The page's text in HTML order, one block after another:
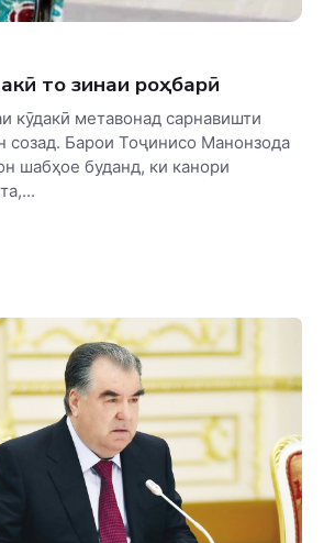
то зинаи роҳбарӣ
кӯдакӣ метавонад сарнавишти
созад. Барои Тоҷинисо Манонзода
шабҳое буданд, ки канори